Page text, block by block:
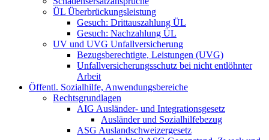
ÜL Überbrückungsleistung
Gesuch: Drittauszahlung ÜL
Gesuch: Nachzahlung ÜL
UV und UVG Unfallversicherung
Bezugsberechtigte, Leistungen (UVG)
Unfallversicherungsschutz bei nicht entlöhnter
Arbeit
Öffentl. Sozialhilfe, Anwendungsbereiche
Rechtsgrundlagen
AIG Ausländer- und Integrationsgesetz
Ausländer und Sozialhilfebezug
ASG Auslandschweizergesetz